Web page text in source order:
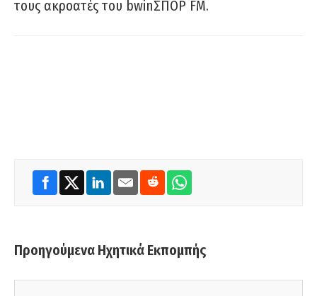
τους ακροατές του bwinΣΠΟΡ FM.
Προηγούμενα Ηχητικά Εκπομπής